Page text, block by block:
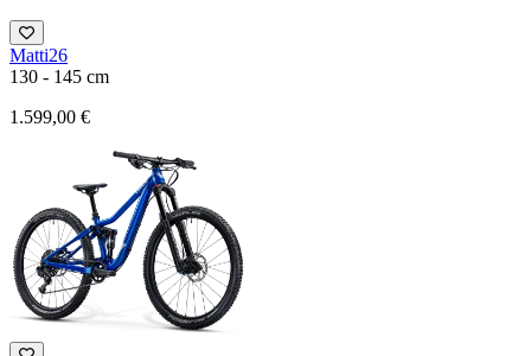
Matti26
130 - 145 cm
1.599,00 €